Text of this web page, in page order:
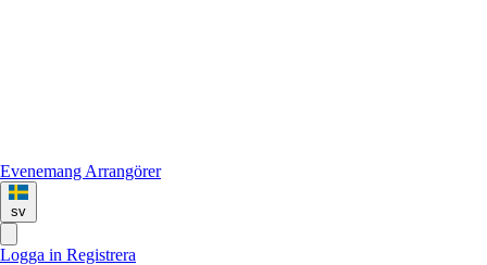
Evenemang Arrangörer
sv
Logga in Registrera